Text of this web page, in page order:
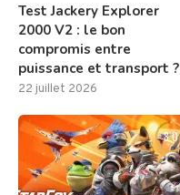
Test Jackery Explorer
2000 V2 : le bon
compromis entre
puissance et transport ?
22 juillet 2026
8.0